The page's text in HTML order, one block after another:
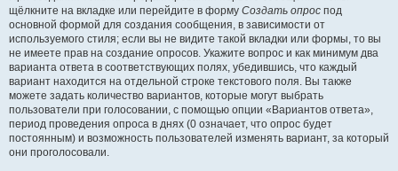
щёлкните на вкладке или перейдите в форму Создать опрос под
основной формой для создания сообщения, в зависимости от
используемого стиля; если вы не видите такой вкладки или формы, то вы
не имеете прав на создание опросов. Укажите вопрос и как минимум два
варианта ответа в соответствующих полях, убедившись, что каждый
вариант находится на отдельной строке текстового поля. Вы также
можете задать количество вариантов, которые могут выбрать
пользователи при голосовании, с помощью опции «Вариантов ответа»,
период проведения опроса в днях (0 означает, что опрос будет
постоянным) и возможность пользователей изменять вариант, за который
они проголосовали.